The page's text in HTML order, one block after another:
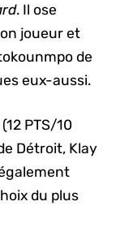
. Il ose
joueur et
de
eux-aussi.
PTS/10
Détroit, Klay
du plus